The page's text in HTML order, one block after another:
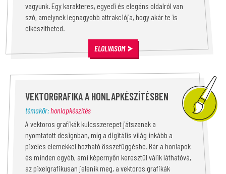
vagyunk. Egy karakteres, egyedi és elegáns oldalról van
szó, amelynek legnagyobb attrakciója, hogy akár te is
elkészítheted.
ELOLVASOM
VEKTORGRAFIKA A HONLAPKÉSZÍTÉSBEN
témakör:honlapkészítés
A vektoros grafikák kulcsszerepet játszanak a
nyomtatott designban, míg a digitális világ inkább a
pixeles elemekkel hozható összefüggésbe. Bár a honlapok
és minden egyéb, ami képernyőn keresztül válik láthatóvá,
az pixelgrafikusan jelenik meg, a vektoros grafikák